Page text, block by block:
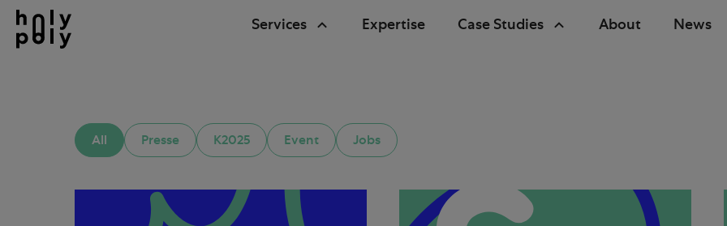
Services Expertise Case Studies About News
All Presse K2025 Event Jobs